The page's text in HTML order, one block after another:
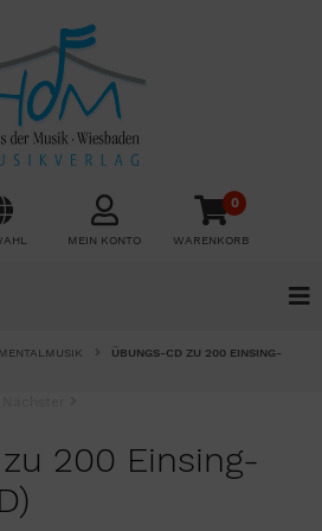
MEIN KONTO
0
WARENKORB
ÜBUNGS-CD ZU 200 EINSING-
200 Einsing-